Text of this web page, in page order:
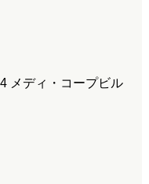
メディ・コープビル